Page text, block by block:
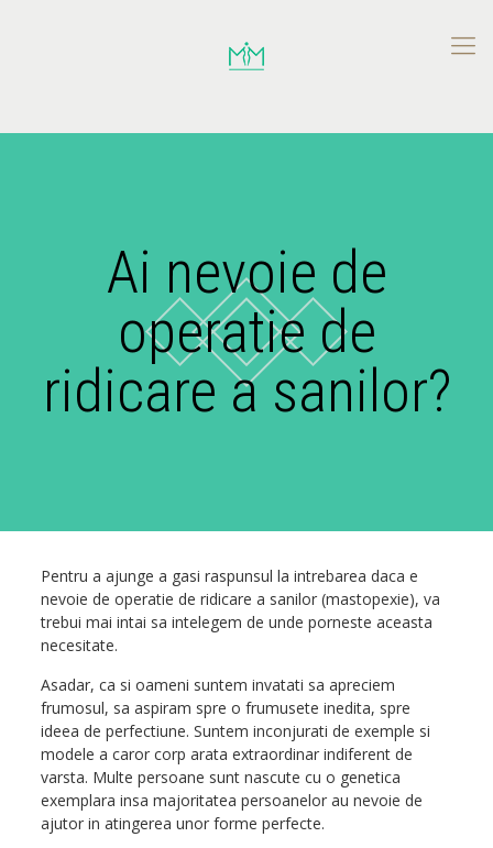
Ai nevoie de
operatie de
ridicare a sanilor?
Pentru a ajunge a gasi raspunsul la intrebarea daca e
nevoie de operatie de ridicare a sanilor (mastopexie), va
trebui mai intai sa intelegem de unde porneste aceasta
necesitate.
Asadar, ca si oameni suntem invatati sa apreciem
frumosul, sa aspiram spre o frumusete inedita, spre
ideea de perfectiune. Suntem inconjurati de exemple si
modele a caror corp arata extraordinar indiferent de
varsta. Multe persoane sunt nascute cu o genetica
exemplara insa majoritatea persoanelor au nevoie de
ajutor in atingerea unor forme perfecte.